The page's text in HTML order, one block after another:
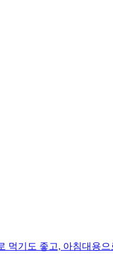
먹기도 좋고, 아침대용